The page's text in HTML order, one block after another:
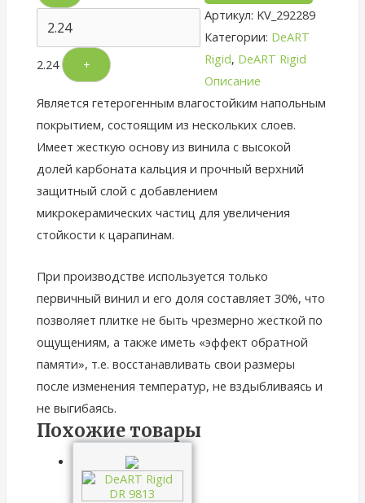
2.24 +
Артикул: KV_292289
Категории: DeART
Rigid, DeART Rigid
Описание
Является гетерогенным влагостойким напольным
покрытием, состоящим из нескольких слоев.
Имеет жесткую основу из винила с высокой
долей карбоната кальция и прочный верхний
защитный слой с добавлением
микрокерамических частиц для увеличения
стойкости к царапинам.
При производстве используется только
первичный винил и его доля составляет 30%, что
позволяет плитке не быть чрезмерно жесткой по
ощущениям, а также иметь «эффект обратной
памяти», т.е. восстанавливать свои размеры
после изменения температур, не вздыбливаясь и
не выгибаясь.
Похожие товары